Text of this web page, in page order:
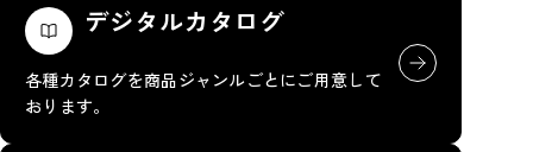
デジタルカタログ
各種カタログを商品ジャンルごとにご用意して
おります。